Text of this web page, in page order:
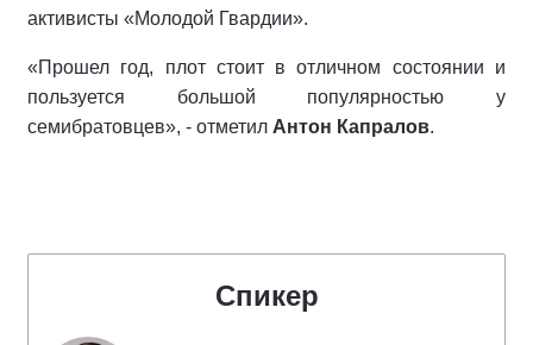
активисты «Молодой Гвардии».
«Прошел год, плот стоит в отличном состоянии и
пользуется большой популярностью у
семибратовцев», - отметил Антон Капралов.
Спикер